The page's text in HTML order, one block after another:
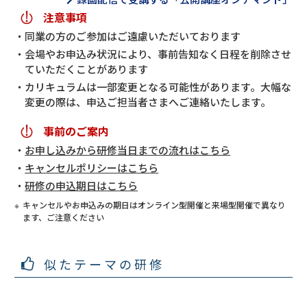
注意事項
同業の方のご参加はご遠慮いただいております
会場やお申込み状況により、事前告知なく日程を削除させ
ていただくことがあります
カリキュラムは一部変更となる可能性があります。大幅な
変更の際は、申込ご担当者さまへご連絡いたします。
事前のご案内
お申し込みから研修当日までの流れはこちら
キャンセルポリシーはこちら
研修の申込期日はこちら
キャンセルやお申込みの期日はオンライン型開催と来場型開催で異なり
ます、ご注意ください
似たテーマの研修